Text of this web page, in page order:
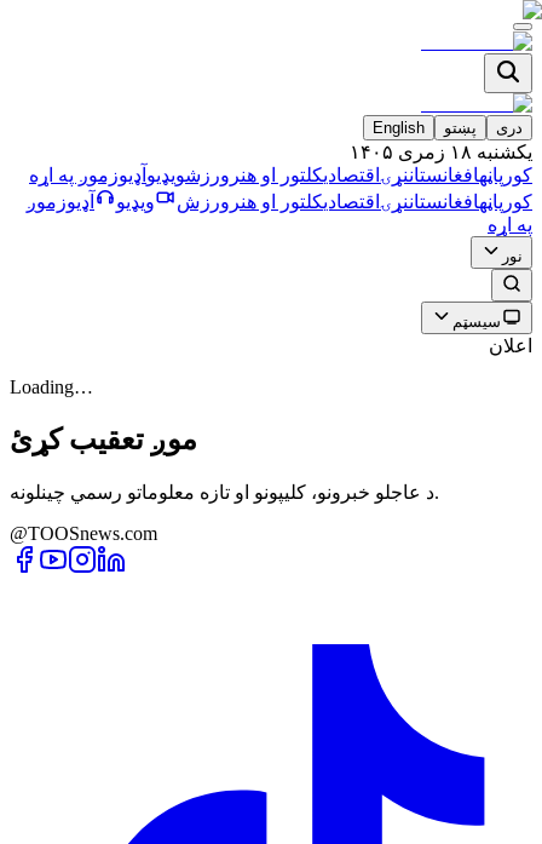
دری پښتو English
يکشنبه ۱۸ زمری ۱۴۰۵
کورپاڼهافغانستاننړۍ اقتصاديکلتور او هنر ورزشویډیو آډیوزموږ په اړه
کورپاڼهافغانستاننړۍ اقتصاديکلتور او هنر ورزش ویډیو آډیوزموږ
په اړه
نور
سیسټم
اعلان
Loading…
موږ تعقیب کړئ
د عاجلو خبرونو، کلیپونو او تازه معلوماتو رسمي چینلونه.
@TOOSnews.com